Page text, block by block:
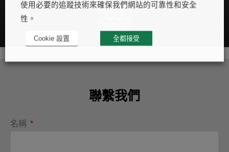
聯繫我們
名稱
使用必要的追蹤技術來確保我們網站的可靠性和安全
性。
Cookie 設置 全都接受